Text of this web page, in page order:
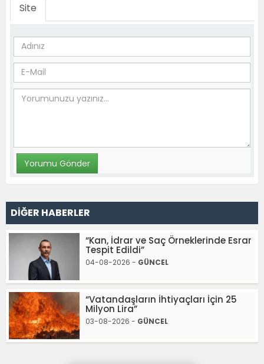
Site
DİĞER HABERLER
“Kan, İdrar ve Saç Örneklerinde Esrar
Tespit Edildi”
04-08-2026 - GÜNCEL
“Vatandaşların İhtiyaçları İçin 25
Milyon Lira”
03-08-2026 - GÜNCEL